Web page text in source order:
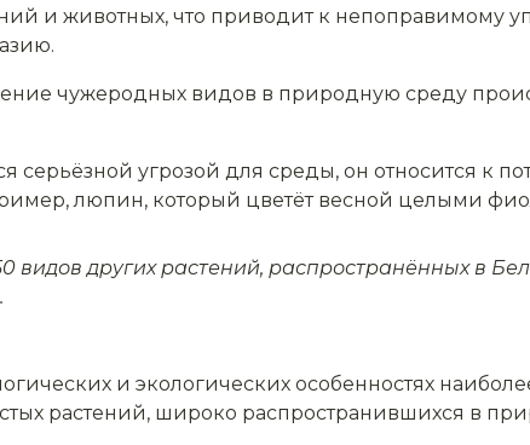
и животных, что приводит к непоправимому
чужеродных видов в природную среду
серьёзной угрозой для среды, он относится к
люпин, который цветёт весной целыми
видов других растений, распространённых в
и экологических особенностях
растений, широко распространившихся в